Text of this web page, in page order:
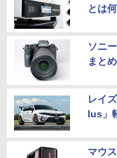
とは
ソニ
まとめ
レイ
lus」
マウ